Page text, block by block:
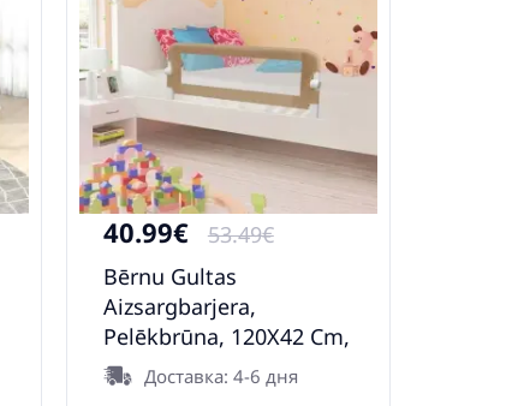
40.99€
53.49€
Bērnu Gultas
Aizsargbarjera,
Pelēkbrūna, 120X42 Cm,
Poliesters Vidaxl
Доставка: 4-6 дня